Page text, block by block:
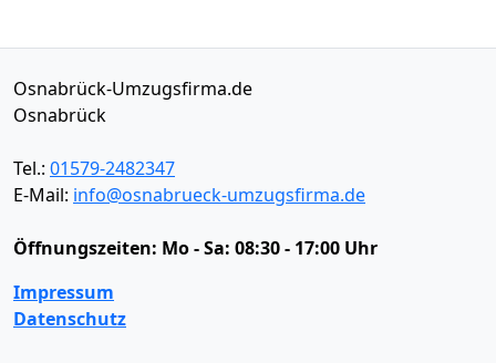
Osnabrück-Umzugsfirma.de
Osnabrück
Tel.: 01579-2482347
E-Mail: info@osnabrueck-umzugsfirma.de
Öffnungszeiten: Mo - Sa: 08:30 - 17:00 Uhr
Impressum
Datenschutz